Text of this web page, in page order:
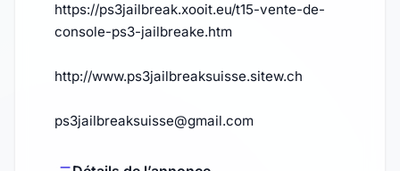
https://ps3jailbreak.xooit.eu/t15-vente-de-
console-ps3-jailbreake.htm
http://www.ps3jailbreaksuisse.sitew.ch
ps3jailbreaksuisse@gmail.com